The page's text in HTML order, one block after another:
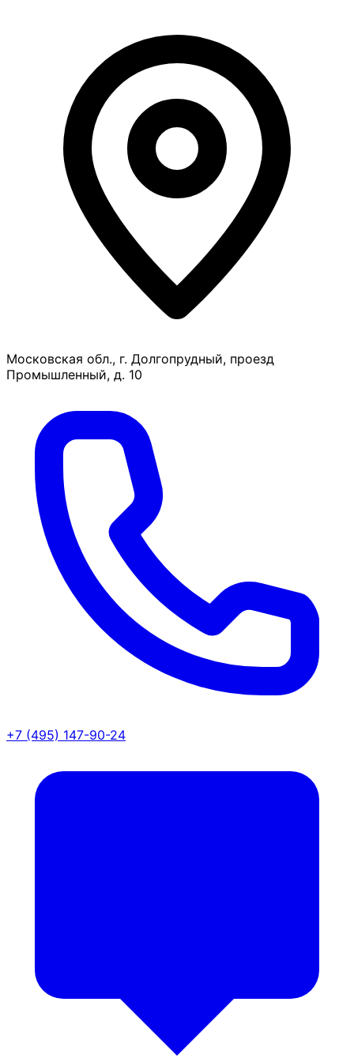
Московская обл., г. Долгопрудный, проезд
Промышленный, д. 10
+7 (495) 147-90-24